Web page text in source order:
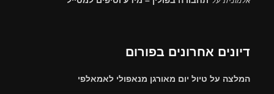
דיונים אחרונים בפורום
המלצה על טיול יום מאורגן מנאפולי לאמאלפי